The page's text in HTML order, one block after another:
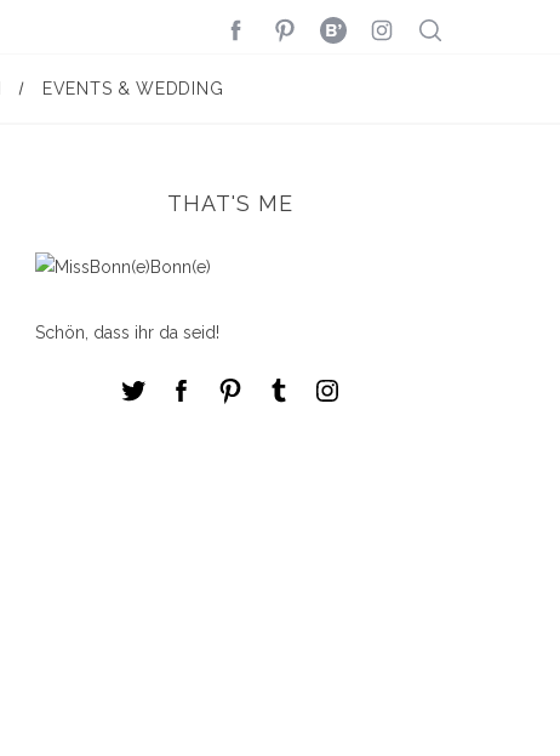
EVENTS & WEDDING
THAT'S ME
Schön, dass ihr da seid!